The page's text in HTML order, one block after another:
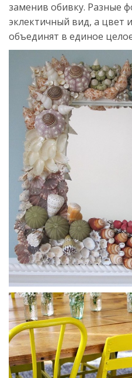
заменив обивку. Разные
эклектичный вид, а цвет
объединят в единое